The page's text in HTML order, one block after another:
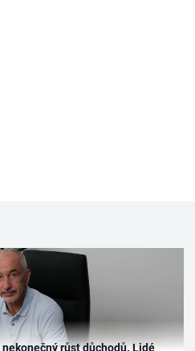
růst důchodů. Lidé